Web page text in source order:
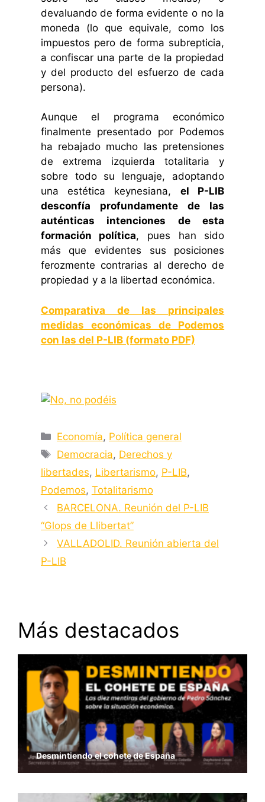
devaluando de forma evidente o no la
moneda (lo que equivale, como los
impuestos pero de forma subrepticia,
a confiscar una parte de la propiedad
y del producto del esfuerzo de cada
persona).
Aunque el programa económico
finalmente presentado por Podemos
ha rebajado mucho las pretensiones
de extrema izquierda totalitaria y
sobre todo su lenguaje, adoptando
una estética keynesiana, el P-LIB
desconfía profundamente de las
auténticas intenciones de esta
formación política, pues han sido
más que evidentes sus posiciones
ferozmente contrarias al derecho de
propiedad y a la libertad económica.
Comparativa de las principales
medidas económicas de Podemos
con las del P-LIB (formato PDF)
Categorías
Economía, Política general
Etiquetas
Democracia, Derechos y
libertades, Libertarismo, P-LIB,
Podemos, Totalitarismo
BARCELONA. Reunión del P-LIB
“Glops de Llibertat”
VALLADOLID. Reunión abierta del
P-LIB
Más destacados
Desmintiendo el cohete de España